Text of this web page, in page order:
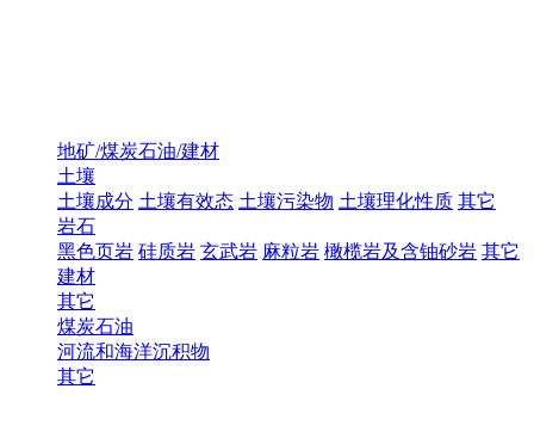
地矿/煤炭石油/建材
土壤
土壤成分 土壤有效态 土壤污染物 土壤理化性质 其它
岩石
黑色页岩 硅质岩 玄武岩 麻粒岩 橄榄岩及含铀砂岩 其它
建材
其它
煤炭石油
河流和海洋沉积物
其它